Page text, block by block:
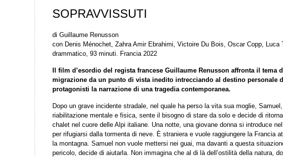
SOPRAVVISSUTI
di Guillaume Renusson
con Denis Ménochet, Zahra Amir Ebrahimi, Victoire Du Bois, Oscar Copp, Luca
drammatico, 93 minuti. Francia 2022
Il film d’esordio del regista francese Guillaume Renusson affronta il tema
migrazione da un punto di vista inedito intrecciando al destino personale
protagonisti la narrazione di una tragedia contemporanea.
Dopo un grave incidente stradale, nel quale ha perso la vita sua moglie,
riabilitazione mentale e fisica, sente il bisogno di stare da solo e decide di
chalet nel cuore delle Alpi italiane. Una notte, una giovane donna si introduce
per rifugiarsi dalla tormenta di neve. È straniera e vuole raggiungere la Francia
la montagna. Samuel non vuole mettersi nei guai, ma davanti a questa
pericolo, decide di aiutarla. Non immagina che al di là dell’ostilità della natura,